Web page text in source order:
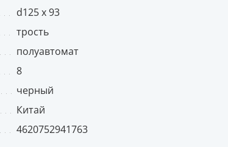
d125 x 93
трость
полуавтомат
8
черный
Китай
4620752941763